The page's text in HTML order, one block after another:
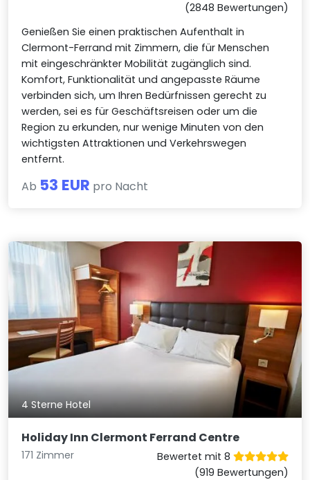
(2848 Bewertungen)
Genießen Sie einen praktischen Aufenthalt in
Clermont-Ferrand mit Zimmern, die für Menschen
mit eingeschränkter Mobilität zugänglich sind.
Komfort, Funktionalität und angepasste Räume
verbinden sich, um Ihren Bedürfnissen gerecht zu
werden, sei es für Geschäftsreisen oder um die
Region zu erkunden, nur wenige Minuten von den
wichtigsten Attraktionen und Verkehrswegen
entfernt.
Ab 53 EUR pro Nacht
4 Sterne Hotel
Holiday Inn Clermont Ferrand Centre
171 Zimmer
Bewertet mit 8
(919 Bewertungen)